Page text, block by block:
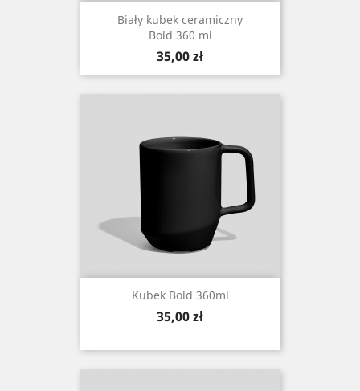
Biały kubek ceramiczny
Bold 360 ml
Cena
35,00 zł
Kubek Bold 360ml
Cena
35,00 zł